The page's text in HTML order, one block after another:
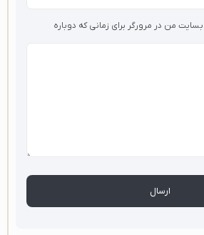
من در مرورگر برای زمانی که دوباره